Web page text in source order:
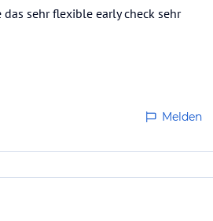
sehr flexible early check sehr
Melden